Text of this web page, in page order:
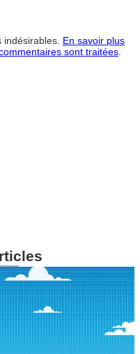
En savoir plus
sont traitées